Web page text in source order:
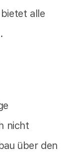
alle
nicht
über den